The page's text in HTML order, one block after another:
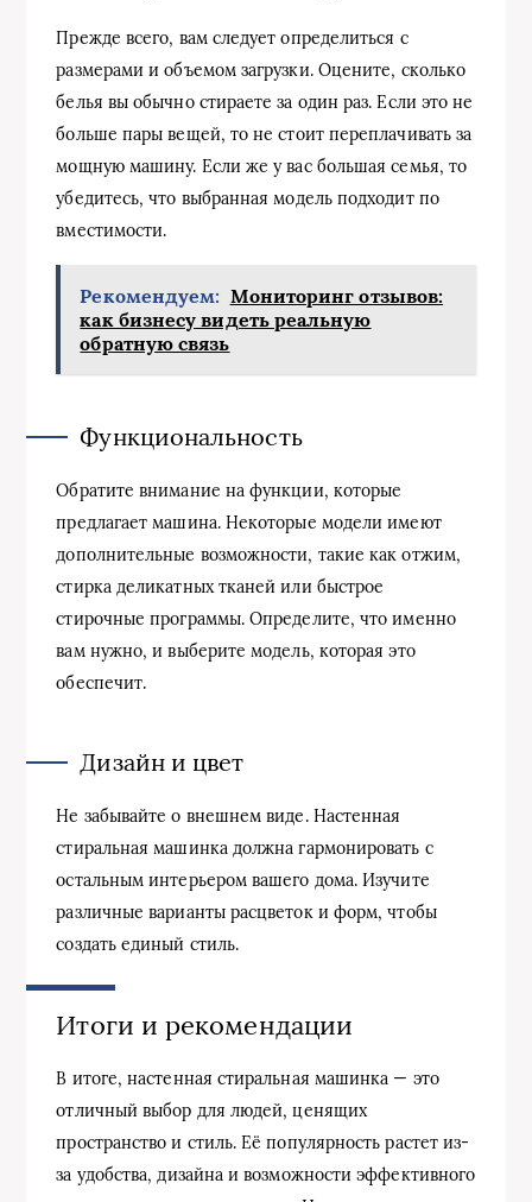
Прежде всего, вам следует определиться с
размерами и объемом загрузки. Оцените, сколько
белья вы обычно стираете за один раз. Если это не
больше пары вещей, то не стоит переплачивать за
мощную машину. Если же у вас большая семья, то
убедитесь, что выбранная модель подходит по
вместимости.
Рекомендуем: Мониторинг отзывов:
как бизнесу видеть реальную
обратную связь
Функциональность
Обратите внимание на функции, которые
предлагает машина. Некоторые модели имеют
дополнительные возможности, такие как отжим,
стирка деликатных тканей или быстрое
стирочные программы. Определите, что именно
вам нужно, и выберите модель, которая это
обеспечит.
Дизайн и цвет
Не забывайте о внешнем виде. Настенная
стиральная машинка должна гармонировать с
остальным интерьером вашего дома. Изучите
различные варианты расцветок и форм, чтобы
создать единый стиль.
Итоги и рекомендации
В итоге, настенная стиральная машинка — это
отличный выбор для людей, ценящих
пространство и стиль. Её популярность растет из-
за удобства, дизайна и возможности эффективного